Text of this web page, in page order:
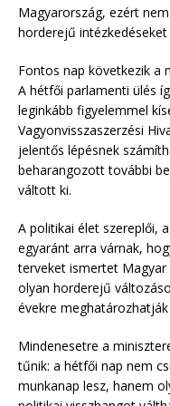
Magyarország, ezért
horderejű
Fontos nap következik a
A hétfői parlamenti ülés
leginkább figyelemmel
Vagyonvisszaszerzési
jelentős lépésnek
beharangozott további
váltott ki.
A politikai élet szereplői,
egyaránt arra várnak,
terveket ismertet
olyan horderejű
évekre
Mindenesetre a
tűnik: a hétfői nap nem
munkanap lesz, hanem